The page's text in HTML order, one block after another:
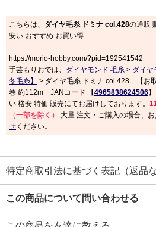
こちらは、 ダイヤ毛糸 ドミナ col.428の通販
安い おすすめ お買い得
https://morio-hobby.com/?pid=192541542
手芸もりおでは、 ダイヤモンド 毛糸 > ダイヤ
冬毛糸】
> ダイヤ毛糸 ドミナ col.428 【お
巻 約112m JANコード 【4965838624506
い 格安 特価 販売にてお届けしております。
（一部を除く）
大量 注文・ご購入の場合、
せ ください。
特定商取引法に基づく表記（返品な
この商品について問い合わせる